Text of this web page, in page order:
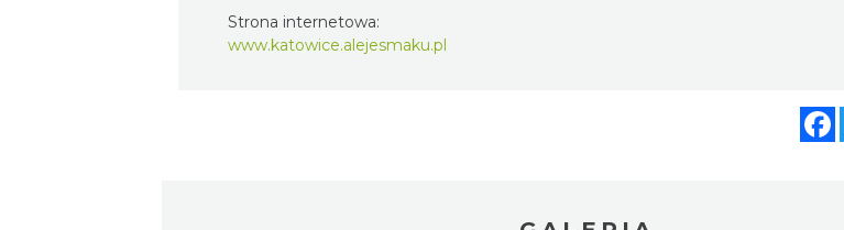
Strona internetowa:
www.katowice.alejesmaku.pl